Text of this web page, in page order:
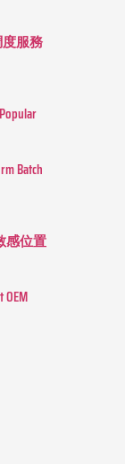
服務
Batch
感位置
OEM